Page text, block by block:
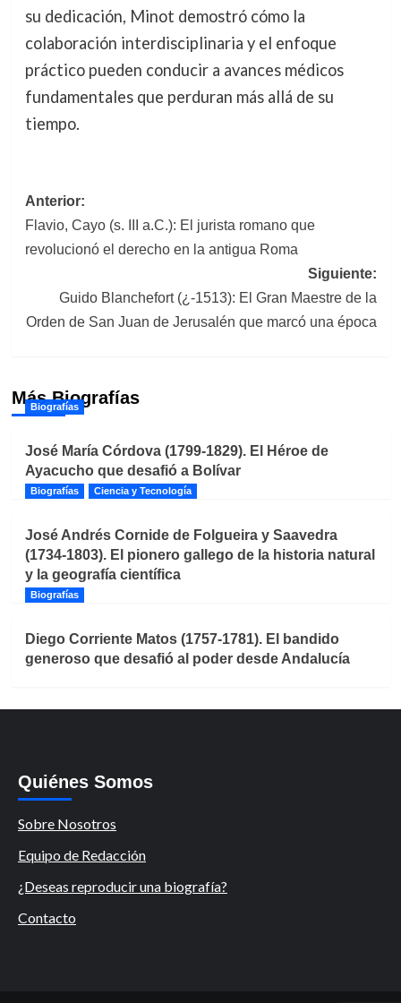
su dedicación, Minot demostró cómo la
colaboración interdisciplinaria y el enfoque
práctico pueden conducir a avances médicos
fundamentales que perduran más allá de su
tiempo.
Navegación
de
Anterior:
Flavio, Cayo (s. III a.C.): El jurista romano que
revolucionó el derecho en la antigua Roma
Siguiente:
Guido Blanchefort (¿-1513): El Gran Maestre de la
Orden de San Juan de Jerusalén que marcó una época
Más Biografías
Biografías
José María Córdova (1799-1829). El Héroe de
Ayacucho que desafió a Bolívar
Biografías Ciencia y Tecnología
José Andrés Cornide de Folgueira y Saavedra
(1734-1803). El pionero gallego de la historia natural
y la geografía científica
Biografías
Diego Corriente Matos (1757-1781). El bandido
generoso que desafió al poder desde Andalucía
Quiénes Somos
Sobre Nosotros
Equipo de Redacción
¿Deseas reproducir una biografía?
Contacto